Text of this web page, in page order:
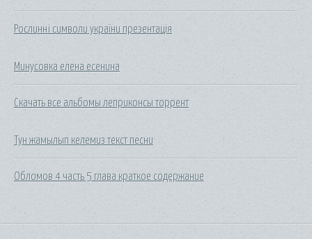
Рослинні символи україни презентація
Минусовка елена есенина
Скачать все альбомы леприконсы торрент
Тун жамылып келемиз текст песни
Обломов 4 часть 5 глава краткое содержание